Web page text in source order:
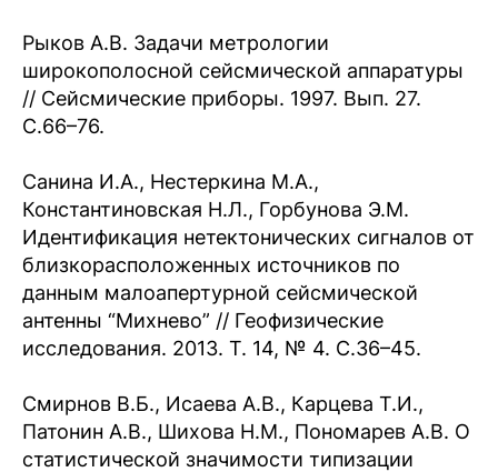
Рыков А.В. Задачи метрологии
широкополосной сейсмической аппаратуры
// Сейсмические приборы. 1997. Вып. 27.
С.66–76.
Санина И.А., Нестеркина М.А.,
Константиновская Н.Л., Горбунова Э.М.
Идентификация нетектонических сигналов от
близкорасположенных источников по
данным малоапертурной сейсмической
антенны “Михнево” // Геофизические
исследования. 2013. Т. 14, № 4. С.36–45.
Смирнов В.Б., Исаева А.В., Карцева Т.И.,
Патонин А.В., Шихова Н.М., Пономарев А.В. О
статистической значимости типизации